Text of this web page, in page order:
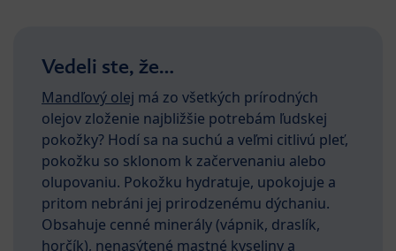
Vedeli ste, že…
Mandľový olej má zo všetkých prírodných
olejov zloženie najbližšie potrebám ľudskej
pokožky? Hodí sa na suchú a veľmi citlivú pleť,
pokožku so sklonom k začervenaniu alebo
olupovaniu. Pokožku hydratuje, upokojuje a
pritom nebráni jej prirodzenému dýchaniu.
Obsahuje cenné minerály (vápnik, draslík,
horčík), nenasýtené mastné kyseliny a